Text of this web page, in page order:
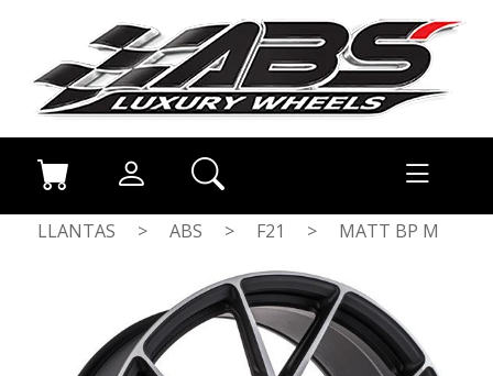
LLANTAS > ABS > F21 > MATT BP M